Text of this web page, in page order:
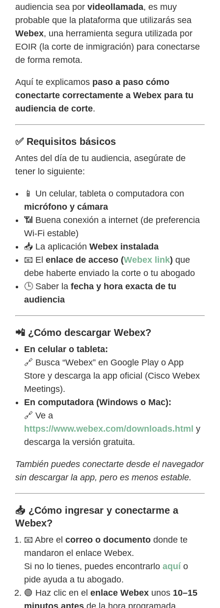
audiencia sea por videollamada, es muy
probable que la plataforma que utilizarás sea
Webex, una herramienta segura utilizada por
EOIR (la corte de inmigración) para conectarse
de forma remota.
Aquí te explicamos paso a paso cómo
conectarte correctamente a Webex para tu
audiencia de corte.
✅ Requisitos básicos
Antes del día de tu audiencia, asegúrate de
tener lo siguiente:
📱 Un celular, tableta o computadora con
micrófono y cámara
📶 Buena conexión a internet (de preferencia
Wi-Fi estable)
📥 La aplicación Webex instalada
📧 El enlace de acceso (Webex link) que
debe haberte enviado la corte o tu abogado
🕒 Saber la fecha y hora exacta de tu
audiencia
📲 ¿Cómo descargar Webex?
En celular o tableta:
🔗 Busca “Webex” en Google Play o App
Store y descarga la app oficial (Cisco Webex
Meetings).
En computadora (Windows o Mac):
🔗 Ve a
https://www.webex.com/downloads.html y
descarga la versión gratuita.
También puedes conectarte desde el navegador
sin descargar la app, pero es menos estable.
📥 ¿Cómo ingresar y conectarme a
Webex?
📧 Abre el correo o documento donde te
mandaron el enlace Webex.
Si no lo tienes, puedes encontrarlo aquí o
pide ayuda a tu abogado.
🟢 Haz clic en el enlace Webex unos 10–15
minutos antes de la hora programada.